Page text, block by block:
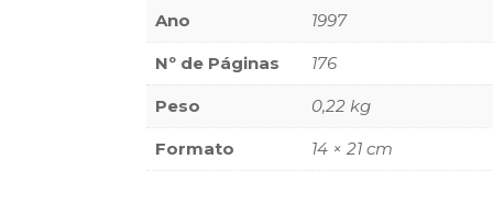
Ano 1997
Nº de Páginas 176
Peso 0,22 kg
Formato 14 × 21 cm